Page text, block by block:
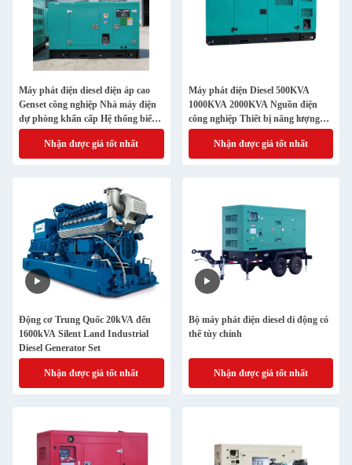
Máy phát điện diesel điện áp cao
Genset công nghiệp Nhà máy điện
dự phòng khẩn cấp Hệ thống biến
đổi động cơ hạng nặng
Nhận được giá tốt nhất
Máy phát điện Diesel 500KVA
1000KVA 2000KVA Nguồn điện
công nghiệp Thiết bị năng lượng
chính hạng nặng siêu êm
Nhận được giá tốt nhất
Động cơ Trung Quốc 20kVA đến
1600kVA Silent Land Industrial
Diesel Generator Set
Nhận được giá tốt nhất
Bộ máy phát điện diesel di động có
thể tùy chỉnh
Nhận được giá tốt nhất